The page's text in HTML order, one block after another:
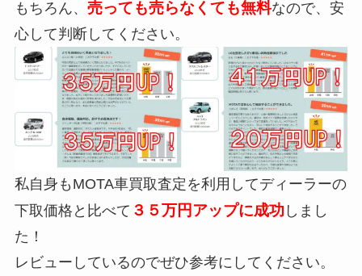
もちろん、 売っても売らなくても無料なので、安
心して判断してください。
私自身もMOTA車買取査定を利用してディーラーの
下取価格と比べて ３５万円アップに成功 しまし
た！
レビューしているのでぜひ参考にしてください。